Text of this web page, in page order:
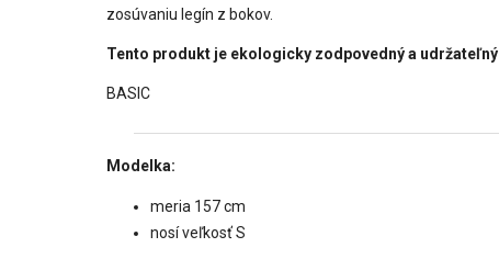
zosúvaniu legín z bokov.
Tento produkt je ekologicky zodpovedný a udržateľný
BASIC
Modelka:
meria 157 cm
nosí veľkosť S